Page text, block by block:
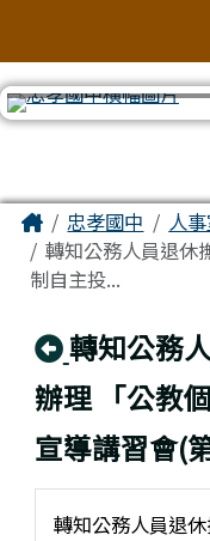
主內容區域
Home忠孝國中 人
轉知公務人員退休
制自主投...
回上頁
轉知公務
辦理 「公教
宣導講習會(
轉知公務人員退
頁尾區域